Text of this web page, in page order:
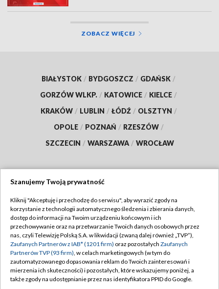
ZOBACZ WIĘCEJ
BIAŁYSTOK / BYDGOSZCZ / GDAŃSK /
GORZÓW WLKP. / KATOWICE / KIELCE /
KRAKÓW / LUBLIN / ŁÓDŹ / OLSZTYN /
OPOLE / POZNAŃ / RZESZÓW /
SZCZECIN / WARSZAWA / WROCŁAW
TVP
Abonament TVP
Emisja w TVP
Centrum informacji TVP
Naziemna Telewizja Cyfrowa
Regulamin TVP
Polityka prywatności
Moje zgody
Pomoc
Szanujemy Twoją prywatność
Kliknij "Akceptuję i przechodzę do serwisu", aby wyrazić zgody na
korzystanie z technologii automatycznego śledzenia i zbierania danych,
dostęp do informacji na Twoim urządzeniu końcowym i ich
przechowywanie oraz na przetwarzanie Twoich danych osobowych przez
nas, czyli Telewizję Polską S.A. w likwidacji (zwaną dalej również „TVP”),
Zaufanych Partnerów z IAB* (1201 firm) oraz pozostałych Zaufanych
Partnerów TVP (93 firm), w celach marketingowych (w tym do
zautomatyzowanego dopasowania reklam do Twoich zainteresowań i
mierzenia ich skuteczności) i pozostałych, które wskazujemy poniżej, a
także zgody na udostępnianie przez nas identyfikatora PPID do Google.